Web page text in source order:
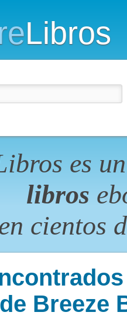
Libros
es
libros
cientos
Breeze